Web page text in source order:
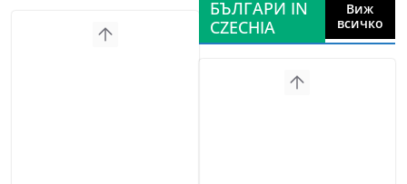
БЪЛГАРИ IN
CZECHIA
Виж
всичко